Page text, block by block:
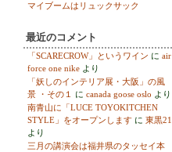
マイブームはリュックサック
最近のコメント
「SCARECROW」というワイン に air
force one nike より
「妖しのインテリア展・大阪」の風
景 ・その１
に canada goose oslo より
南青山に「LUCE TOYOKITCHEN
STYLE」をオープンします に 東黒21
より
三月の講演会は福井県のタッセイ本